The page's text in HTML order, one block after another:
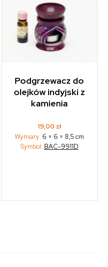
Podgrzewacz do
olejków indyjski z
kamienia
19,00 zł
Wymiary: 6 × 6 × 8,5 cm
Symbol: BAC-9911D